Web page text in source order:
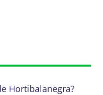
Hortibalanegra?